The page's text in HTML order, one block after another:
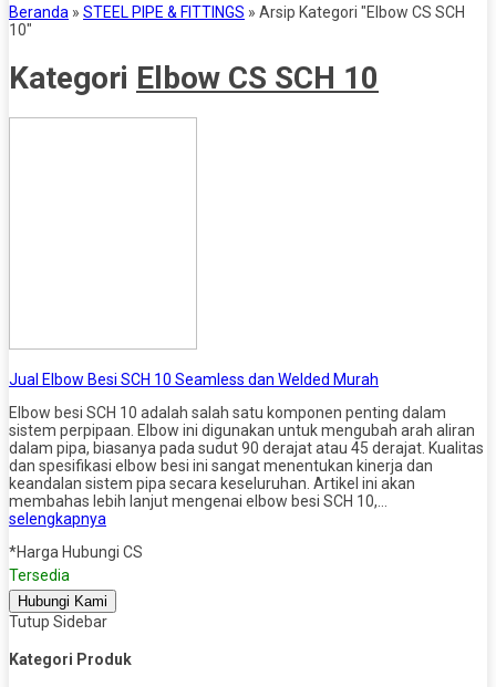
Beranda » STEEL PIPE & FITTINGS » Arsip Kategori "Elbow CS SCH
10"
Kategori Elbow CS SCH 10
Jual Elbow Besi SCH 10 Seamless dan Welded Murah
Elbow besi SCH 10 adalah salah satu komponen penting dalam
sistem perpipaan. Elbow ini digunakan untuk mengubah arah aliran
dalam pipa, biasanya pada sudut 90 derajat atau 45 derajat. Kualitas
dan spesifikasi elbow besi ini sangat menentukan kinerja dan
keandalan sistem pipa secara keseluruhan. Artikel ini akan
membahas lebih lanjut mengenai elbow besi SCH 10,…
selengkapnya
*Harga Hubungi CS
Tersedia
Hubungi Kami
Tutup Sidebar
Kategori Produk